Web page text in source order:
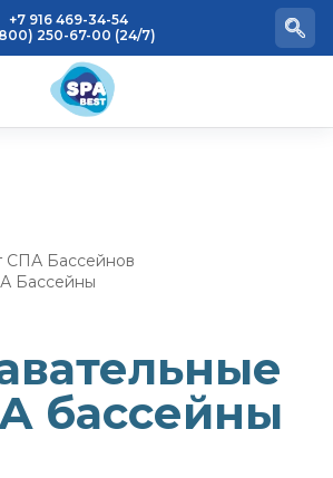
+7 916 469-34-54
250-67-00 (24/7)
СПА Бассейнов
Бассейны
бассейны